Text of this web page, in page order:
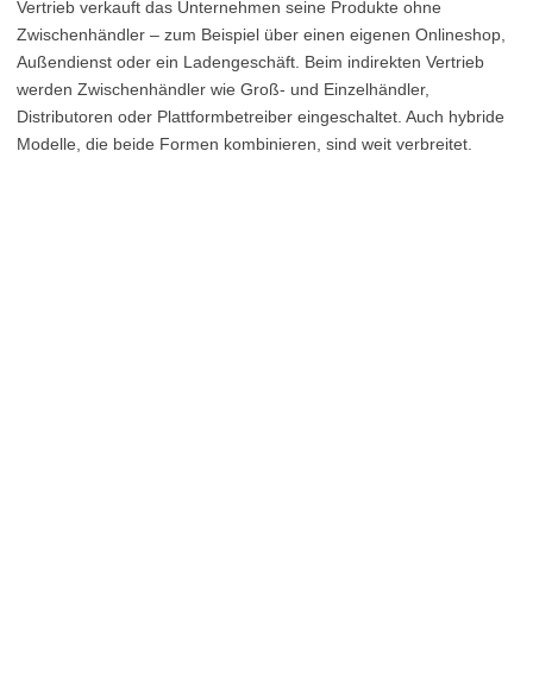
Vertrieb verkauft das Unternehmen seine Produkte ohne
Zwischenhändler – zum Beispiel über einen eigenen Onlineshop,
Außendienst oder ein Ladengeschäft. Beim indirekten Vertrieb
werden Zwischenhändler wie Groß- und Einzelhändler,
Distributoren oder Plattformbetreiber eingeschaltet. Auch hybride
Modelle, die beide Formen kombinieren, sind weit verbreitet.